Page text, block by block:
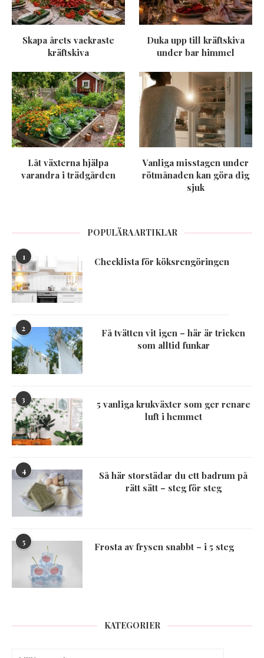
Skapa årets vackraste
kräftskiva
Duka upp till kräftskiva
under bar himmel
Låt växterna hjälpa
varandra i trädgården
Vanliga misstagen under
rötmånaden kan göra dig
sjuk
POPULÄRA ARTIKLAR
1 Checklista för köksrengöringen
2
Få tvätten vit igen – här är tricken
som alltid funkar
3
5 vanliga krukväxter som ger renare
luft i hemmet
4
Så här storstädar du ett badrum på
rätt sätt – steg för steg
5 Frosta av frysen snabbt – i 5 steg
KATEGORIER